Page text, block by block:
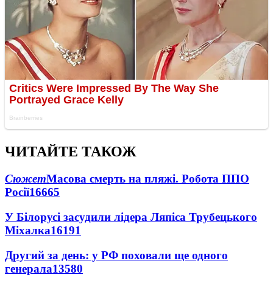
ЧИТАЙТЕ ТАКОЖ
СюжетМасова смерть на пляжі. Робота ППО
Росії16665
У Білорусі засудили лідера Ляпіса Трубецького
Міхалка16191
Другий за день: у РФ поховали ще одного
генерала13580